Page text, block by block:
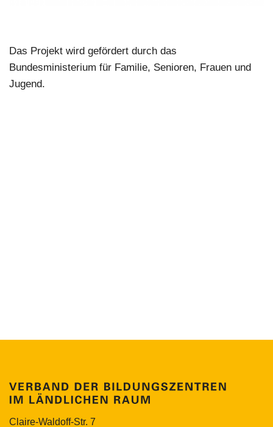
Das Projekt wird gefördert durch das
Bundesministerium für Familie, Senioren, Frauen und
Jugend.
Claire-Waldoff-Str. 7